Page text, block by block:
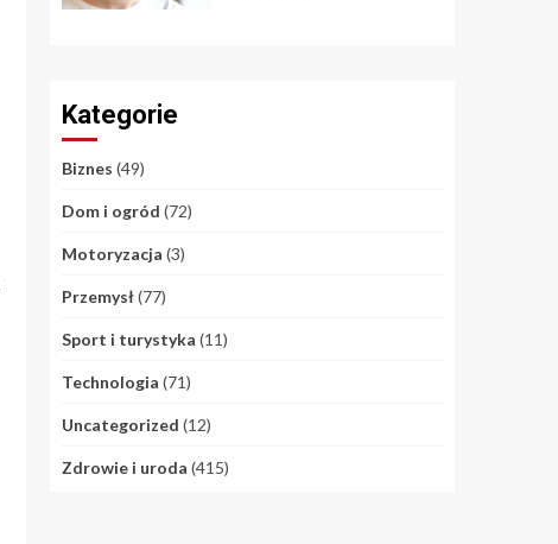
Kategorie
Biznes (49)
Dom i ogród (72)
Motoryzacja (3)
Przemysł(77)
Sport i turystyka (11)
Technologia (71)
Uncategorized (12)
Zdrowie i uroda (415)